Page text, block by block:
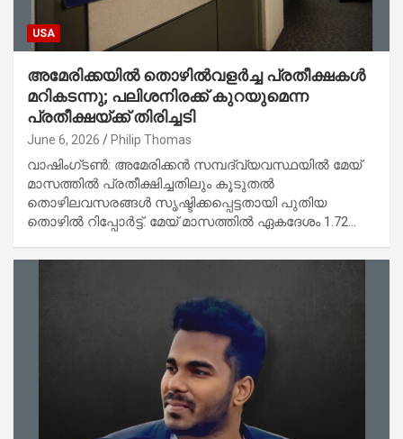
USA
അമേരിക്കയിൽ തൊഴിൽവളർച്ച പ്രതീക്ഷകൾ
മറികടന്നു; പലിശനിരക്ക് കുറയുമെന്ന
പ്രതീക്ഷയ്ക്ക് തിരിച്ചടി
June 6, 2026 Philip Thomas
വാഷിംഗ്ടൺ: അമേരിക്കൻ സമ്പദ്‌വ്യവസ്ഥയിൽ മേയ്
മാസത്തിൽ പ്രതീക്ഷിച്ചതിലും കൂടുതൽ
തൊഴിലവസരങ്ങൾ സൃഷ്ടിക്കപ്പെട്ടതായി പുതിയ
തൊഴിൽ റിപ്പോർട്ട്. മേയ് മാസത്തിൽ ഏകദേശം 1.72…